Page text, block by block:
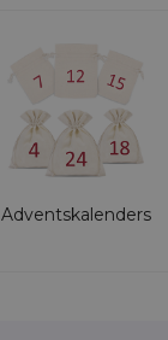
Adventskalenders